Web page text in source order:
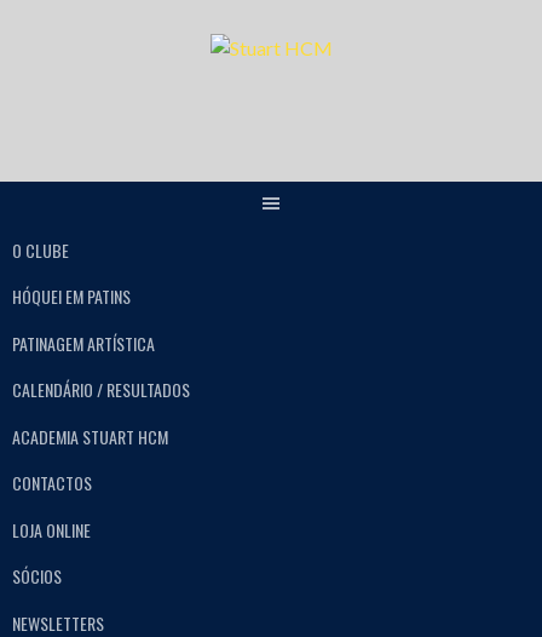
O CLUBE
HÓQUEI EM PATINS
PATINAGEM ARTÍSTICA
CALENDÁRIO / RESULTADOS
ACADEMIA STUART HCM
CONTACTOS
LOJA ONLINE
SÓCIOS
NEWSLETTERS